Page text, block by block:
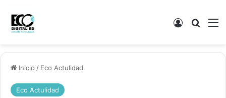
Acceso
Inicio / Eco Actulidad
Eco Actulidad